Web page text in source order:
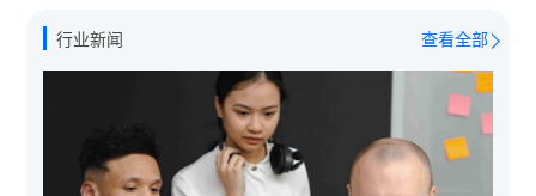
行业新闻 查看全部